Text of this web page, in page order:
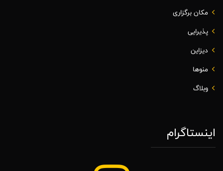
مکان برگزاری
پذیرایی
دیزاین
منوها
وبلاگ
اینستاگرام